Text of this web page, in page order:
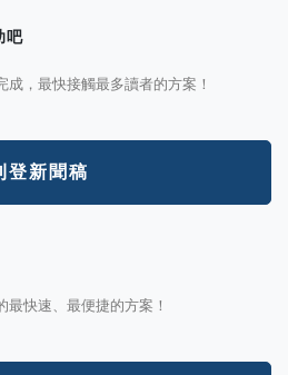
吧
，最快接觸最多讀者的方案！
登新聞稿
快速、最便捷的方案！